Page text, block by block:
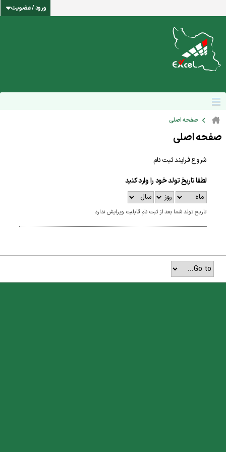
ورود / عضویت
صفحه اصلی
صفحه اصلی
شروع فرایند ثبت نام
لطفا تاریخ تولد خود را وارد کنید
تاریخ تولد شما بعد از ثبت نام قابلیت ویرایش ندارد